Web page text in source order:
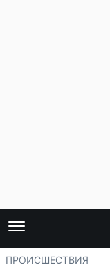
ПРОИСШЕСТВИЯ